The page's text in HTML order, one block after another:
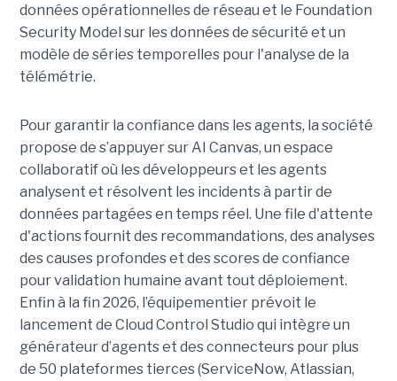
données opérationnelles de réseau et le Foundation
Security Model sur les données de sécurité et un
modèle de séries temporelles pour l'analyse de la
télémétrie.
Pour garantir la confiance dans les agents, la société
propose de s’appuyer sur AI Canvas, un espace
collaboratif où les développeurs et les agents
analysent et résolvent les incidents à partir de
données partagées en temps réel. Une file d'attente
d'actions fournit des recommandations, des analyses
des causes profondes et des scores de confiance
pour validation humaine avant tout déploiement.
Enfin à la fin 2026, l’équipementier prévoit le
lancement de Cloud Control Studio qui intègre un
générateur d’agents et des connecteurs pour plus
de 50 plateformes tierces (ServiceNow, Atlassian,